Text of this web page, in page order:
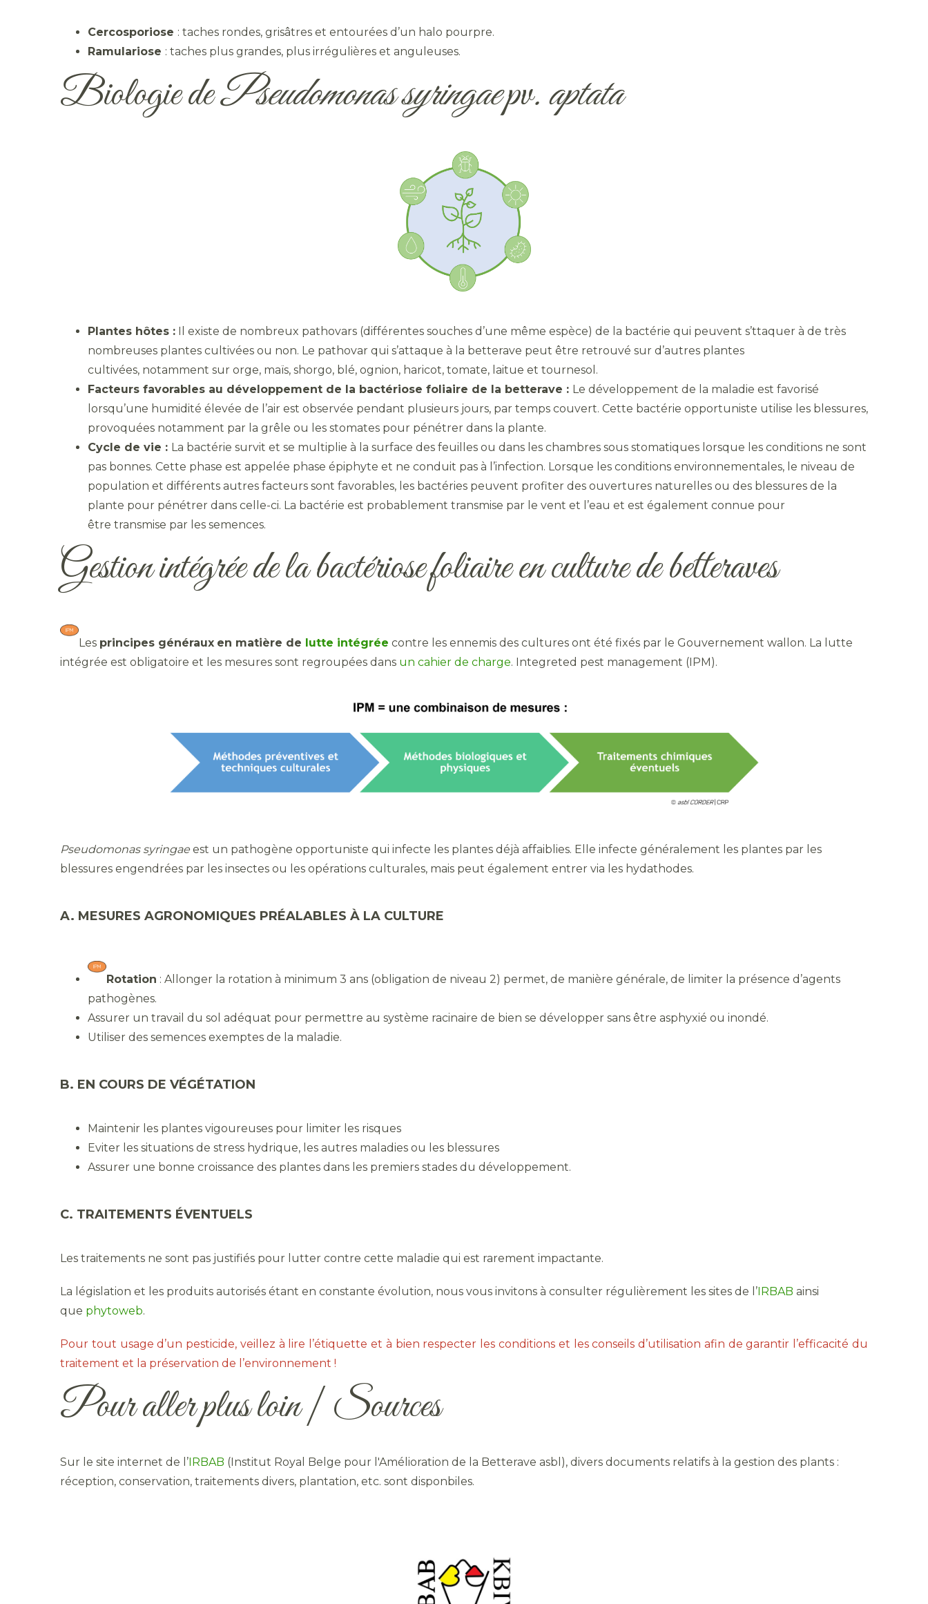
Cercosporiose : taches rondes, grisâtres et entourées d’un halo pourpre.
Ramulariose : taches plus grandes, plus irrégulières et anguleuses.
Biologie dePseudomonas syringaepv. aptata
Plantes hôtes : Il existe de nombreux pathovars (différentes souches d’une même espèce) de la bactérie qui peuvent s’ttaquer à de très
nombreuses plantes cultivées ou non. Le pathovar qui s’attaque à la betterave peut être retrouvé sur d’autres plantes
cultivées, notamment sur orge, maïs, shorgo, blé, ognion, haricot, tomate, laitue et tournesol.
Facteurs favorables au développement de la bactériose foliaire de la betterave : Le développement de la maladie est favorisé
lorsqu’une humidité élevée de l’air est observée pendant plusieurs jours, par temps couvert. Cette bactérie opportuniste utilise les blessures,
provoquées notamment par la grêle ou les stomates pour pénétrer dans la plante.
Cycle de vie : La bactérie survit et se multiplie à la surface des feuilles ou dans les chambres sous stomatiques lorsque les conditions ne sont
pas bonnes. Cette phase est appelée phase épiphyte et ne conduit pas à l’infection. Lorsque les conditions environnementales, le niveau de
population et différents autres facteurs sont favorables, les bactéries peuvent profiter des ouvertures naturelles ou des blessures de la
plante pour pénétrer dans celle-ci. La bactérie est probablement transmise par le vent et l’eau et est également connue pour
être transmise par les semences.
Gestion intégrée de la bactériose foliaire en culture de betteraves
Les principes généraux en matière de lutte intégrée contre les ennemis des cultures ont été fixés par le Gouvernement wallon. La lutte
intégrée est obligatoire et les mesures sont regroupées dans un cahier de charge. Integreted pest management (IPM).
Pseudomonas syringae est un pathogène opportuniste qui infecte les plantes déjà affaiblies. Elle infecte généralement les plantes par les
blessures engendrées par les insectes ou les opérations culturales, mais peut également entrer via les hydathodes.
A. MESURES AGRONOMIQUES PRÉALABLES À LA CULTURE
Rotation : Allonger la rotation à minimum 3 ans (obligation de niveau 2) permet, de manière générale, de limiter la présence d’agents
pathogènes.
Assurer un travail du sol adéquat pour permettre au système racinaire de bien se développer sans être asphyxié ou inondé.
Utiliser des semences exemptes de la maladie.
B. EN COURS DE VÉGÉTATION
Maintenir les plantes vigoureuses pour limiter les risques
Eviter les situations de stress hydrique, les autres maladies ou les blessures
Assurer une bonne croissance des plantes dans les premiers stades du développement.
C. TRAITEMENTS ÉVENTUELS
Les traitements ne sont pas justifiés pour lutter contre cette maladie qui est rarement impactante.
La législation et les produits autorisés étant en constante évolution, nous vous invitons à consulter régulièrement les sites de l’ IRBAB ainsi
que phytoweb.
Pour tout usage d’un pesticide, veillez à lire l’étiquette et à bien respecter les conditions et les conseils d’utilisation afin de garantir l’efficacité du
traitement et la préservation de l’environnement !
Pour aller plus loin | Sources
Sur le site internet de l’ IRBAB (Institut Royal Belge pour l'Amélioration de la Betterave asbl), divers documents relatifs à la gestion des plants :
réception, conservation, traitements divers, plantation, etc. sont disponbiles.